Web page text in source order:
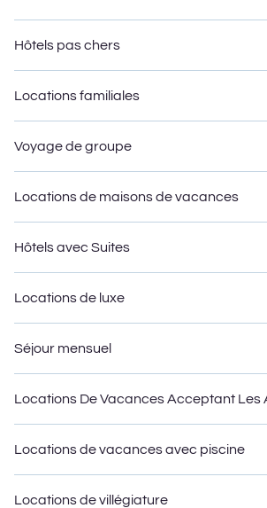
des vues à couper le souffle avec des
vue imprenable.
Hôtels pas chers
Locations familiales
Voyage de groupe
Locations de maisons de vacances
Hôtels avec Suites
Locations de luxe
Séjour mensuel
Locations de vacances avec piscine
Locations de villégiature